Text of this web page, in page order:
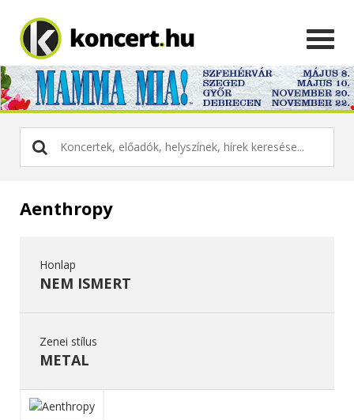
Aenthropy
Honlap
NEM ISMERT
Zenei stílus
METAL